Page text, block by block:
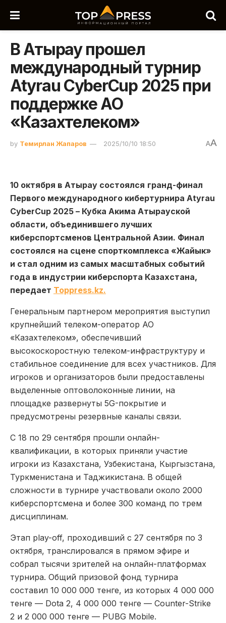
В Атырау прошел
международный турнир
Atyrau CyberCup 2025 при
поддержке АО
«Казахтелеком»
by Темирлан Жапаров 2025/10/10 18:50 AA
10 октября в Атырау состоялся гранд-финал
Первого международного кибертурнира Atyrau
CyberCup 2025 – Кубка Акима Атырауской
области, объединившего лучших
киберспортсменов Центральной Азии. Финал
состоялся на сцене спорткомплекса «Жайык»
и стал одним из самых масштабных событий
года в индустрии киберспорта Казахстана,
передает Toppress.kz.
Генеральным партнером мероприятия выступил
крупнейший телеком-оператор АО
«Казахтелеком», обеспечивший
высокоскоростную телеком-инфраструктуру и
стабильное соединение для всех участников. Для
игроков и организаторов были предоставлены
выделенные оптоволоконные линии, на
площадке развернуты 5G-покрытие и
предусмотрены резервные каналы связи.
С 18 по 29 сентября прошли онлайн-
квалификации, в которых приняли участие
игроки из Казахстана, Узбекистана, Кыргызстана,
Туркменистана и Таджикистана. В общей
сложности в турнире участвовали около 2000
киберспортсмена и более 300 команд по трем
дисциплинам.
Этап play-off, проходивший с 27 сентября по 3
октября, транслировался в прямом эфире и
собрал тысячи зрителей на онлайн-платформах
турнира. Общий призовой фонд турнира
составил 10 000 000 тенге, из которых 4 000 000
тенге — Dota 2, 4 000 000 тенге — Counter-Strike
2 и 2 000 000 тенге — PUBG Mobile.